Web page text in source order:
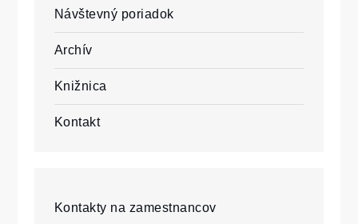
Návštevný poriadok
Archív
Knižnica
Kontakt
Kontakty na zamestnancov